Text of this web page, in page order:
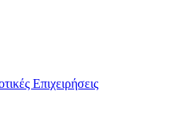
Επιχειρήσεις